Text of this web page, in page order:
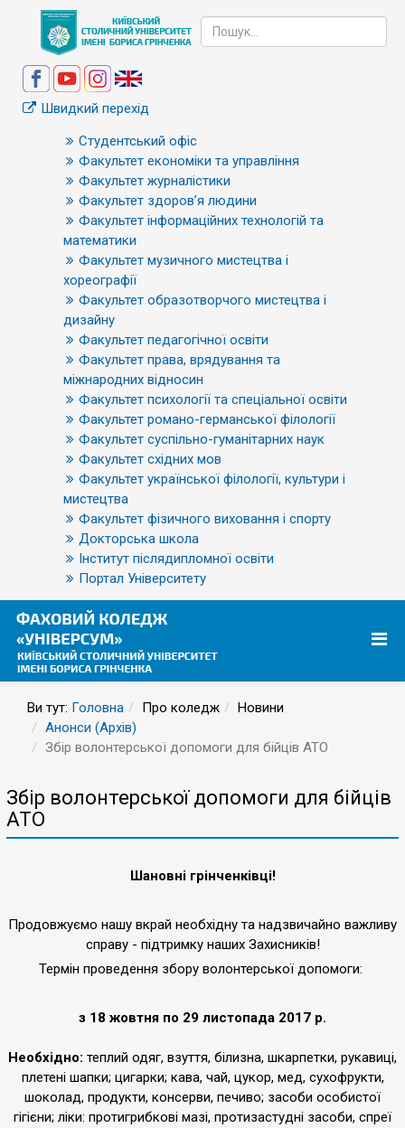
Швидкий перехід
Студентський офіс
Факультет економіки та управління
Факультет журналістики
Факультет здоров’я людини
Факультет інформаційних технологій та
математики
Факультет музичного мистецтва і
хореографії
Факультет образотворчого мистецтва і
дизайну
Факультет педагогічної освіти
Факультет права, врядування та
міжнародних відносин
Факультет психології та спеціальної освіти
Факультет романо-германської філології
Факультет суспільно-гуманітарних наук
Факультет східних мов
Факультет української філології, культури і
мистецтва
Факультет фізичного виховання і спорту
Докторська школа
Інститут післядипломної освіти
Портал Університету
Ви тут: Головна Про коледж
Новини
Анонси (Архів)
Збір волонтерської допомоги для бійців АТО
Збір волонтерської допомоги для бійців
АТО
Шановні грінченківці!
Продовжуємо нашу вкрай необхідну та надзвичайно важливу
справу - підтримку наших Захисників!
Термін проведення збору волонтерської допомоги:
з 18 жовтня по 29 листопада 2017 р.
Необхідно: теплий одяг, взуття, білизна, шкарпетки, рукавиці,
плетені шапки; цигарки; кава, чай, цукор, мед, сухофрукти,
шоколад, продукти, консерви, печиво; засоби особистої
гігієни; ліки: протигрибкові мазі, протизастудні засоби, спреї